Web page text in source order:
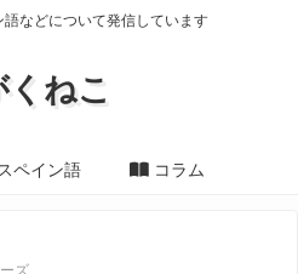
などについて発信しています
くねこ
スペイン語 コラム
ズ